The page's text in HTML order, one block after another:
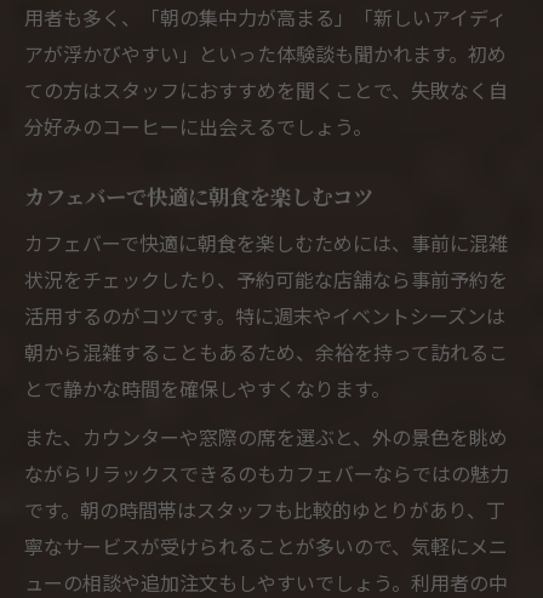
用者も多く、「朝の集中力が高まる」「新しいアイディ
アが浮かびやすい」といった体験談も聞かれます。初め
ての方はスタッフにおすすめを聞くことで、失敗なく自
分好みのコーヒーに出会えるでしょう。
カフェバーで快適に朝食を楽しむコツ
カフェバーで快適に朝食を楽しむためには、事前に混雑
状況をチェックしたり、予約可能な店舗なら事前予約を
活用するのがコツです。特に週末やイベントシーズンは
朝から混雑することもあるため、余裕を持って訪れるこ
とで静かな時間を確保しやすくなります。
また、カウンターや窓際の席を選ぶと、外の景色を眺め
ながらリラックスできるのもカフェバーならではの魅力
です。朝の時間帯はスタッフも比較的ゆとりがあり、丁
寧なサービスが受けられることが多いので、気軽にメニ
ューの相談や追加注文もしやすいでしょう。利用者の中